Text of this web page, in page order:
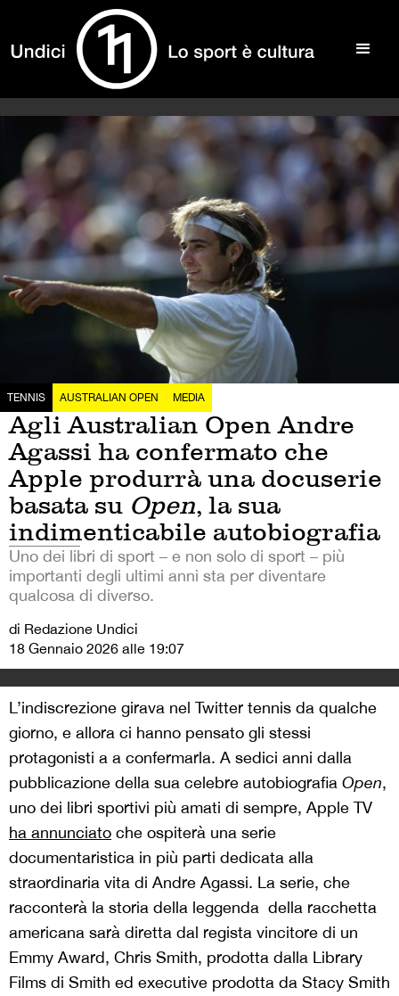
TENNIS AUSTRALIAN OPEN MEDIA
Agli Australian Open Andre
Agassi ha confermato che
Apple produrrà una docuserie
basata su Open, la sua
indimenticabile autobiografia
Uno dei libri di sport – e non solo di sport – più
importanti degli ultimi anni sta per diventare
qualcosa di diverso.
di Redazione Undici
18 Gennaio 2026 alle 19:07
L’indiscrezione girava nel Twitter tennis da qualche
giorno, e allora ci hanno pensato gli stessi
protagonisti a a confermarla. A sedici anni dalla
pubblicazione della sua celebre autobiografia Open,
uno dei libri sportivi più amati di sempre, Apple TV
ha annunciato che ospiterà una serie
documentaristica in più parti dedicata alla
straordinaria vita di Andre Agassi. La serie, che
racconterà la storia della leggenda della racchetta
americana sarà diretta dal regista vincitore di un
Emmy Award, Chris Smith, prodotta dalla Library
Films di Smith ed executive prodotta da Stacy Smith